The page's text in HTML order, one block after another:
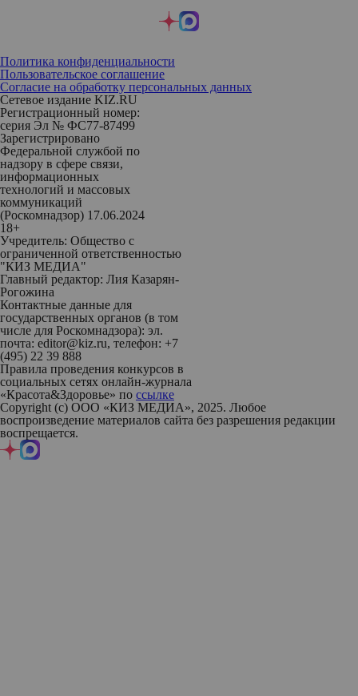
Политика конфиденциальности
Пользовательское соглашение
Согласие на обработку персональных данных
Сетевое издание KIZ.RU
Регистрационный номер:
серия Эл № ФС77-87499
Зарегистрировано
Федеральной службой по
надзору в сфере связи,
информационных
технологий и массовых
коммуникаций
(Роскомнадзор) 17.06.2024
18+
Учредитель: Общество с
ограниченной ответственностью
"КИЗ МЕДИА"
Главный редактор: Лия Казарян-
Рогожина
Контактные данные для
государственных органов (в том
числе для Роскомнадзора): эл.
почта: editor@kiz.ru, телефон: +7
(495) 22 39 888
Правила проведения конкурсов в
социальных сетях онлайн-журнала
«Красота&Здоровье» по ссылке
Copyright (с) ООО «КИЗ МЕДИА», 2025. Любое
воспроизведение материалов сайта без разрешения редакции
воспрещается.